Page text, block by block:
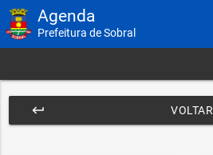
Agenda
Prefeitura de Sobral
VOLTAR
keyboard_return